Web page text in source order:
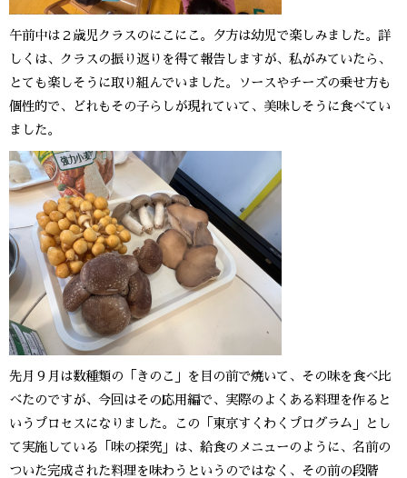
午前中は２歳児クラスのにこにこ。夕方は幼児で楽しみました。詳
しくは、クラスの振り返りを得て報告しますが、私がみていたら、
とても楽しそうに取り組んでいました。ソースやチーズの乗せ方も
個性的で、どれもその子らしが現れていて、美味しそうに食べてい
ました。
先月９月は数種類の「きのこ」を目の前で焼いて、その味を食べ比
べたのですが、今回はその応用編で、実際のよくある料理を作ると
いうプロセスになりました。この「東京すくわくプログラム」とし
て実施している「味の探究」は、給食のメニューのように、名前の
ついた完成された料理を味わうというのではなく、その前の段階